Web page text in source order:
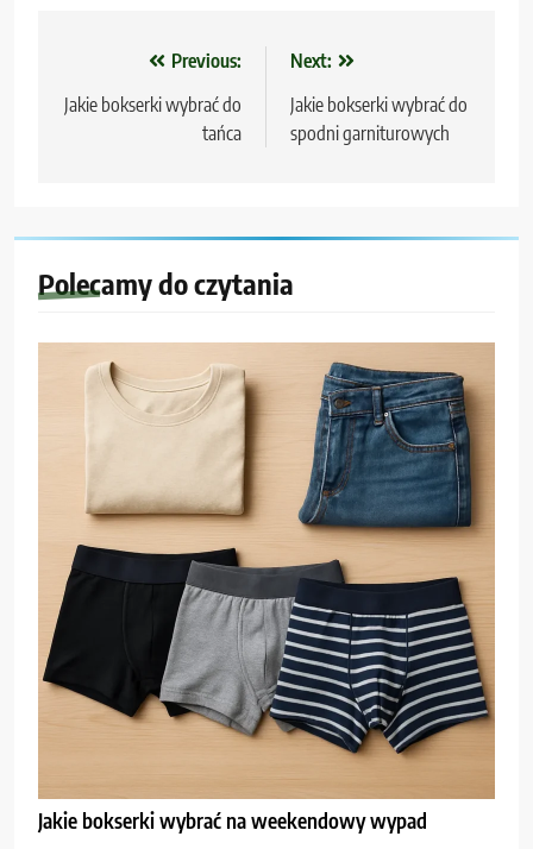
Nawigacja
wpisu
Previous:
Jakie bokserki wybrać do
tańca
Next:
Jakie bokserki wybrać do
spodni garniturowych
Polecamy do czytania
Jakie bokserki wybrać na weekendowy wypad